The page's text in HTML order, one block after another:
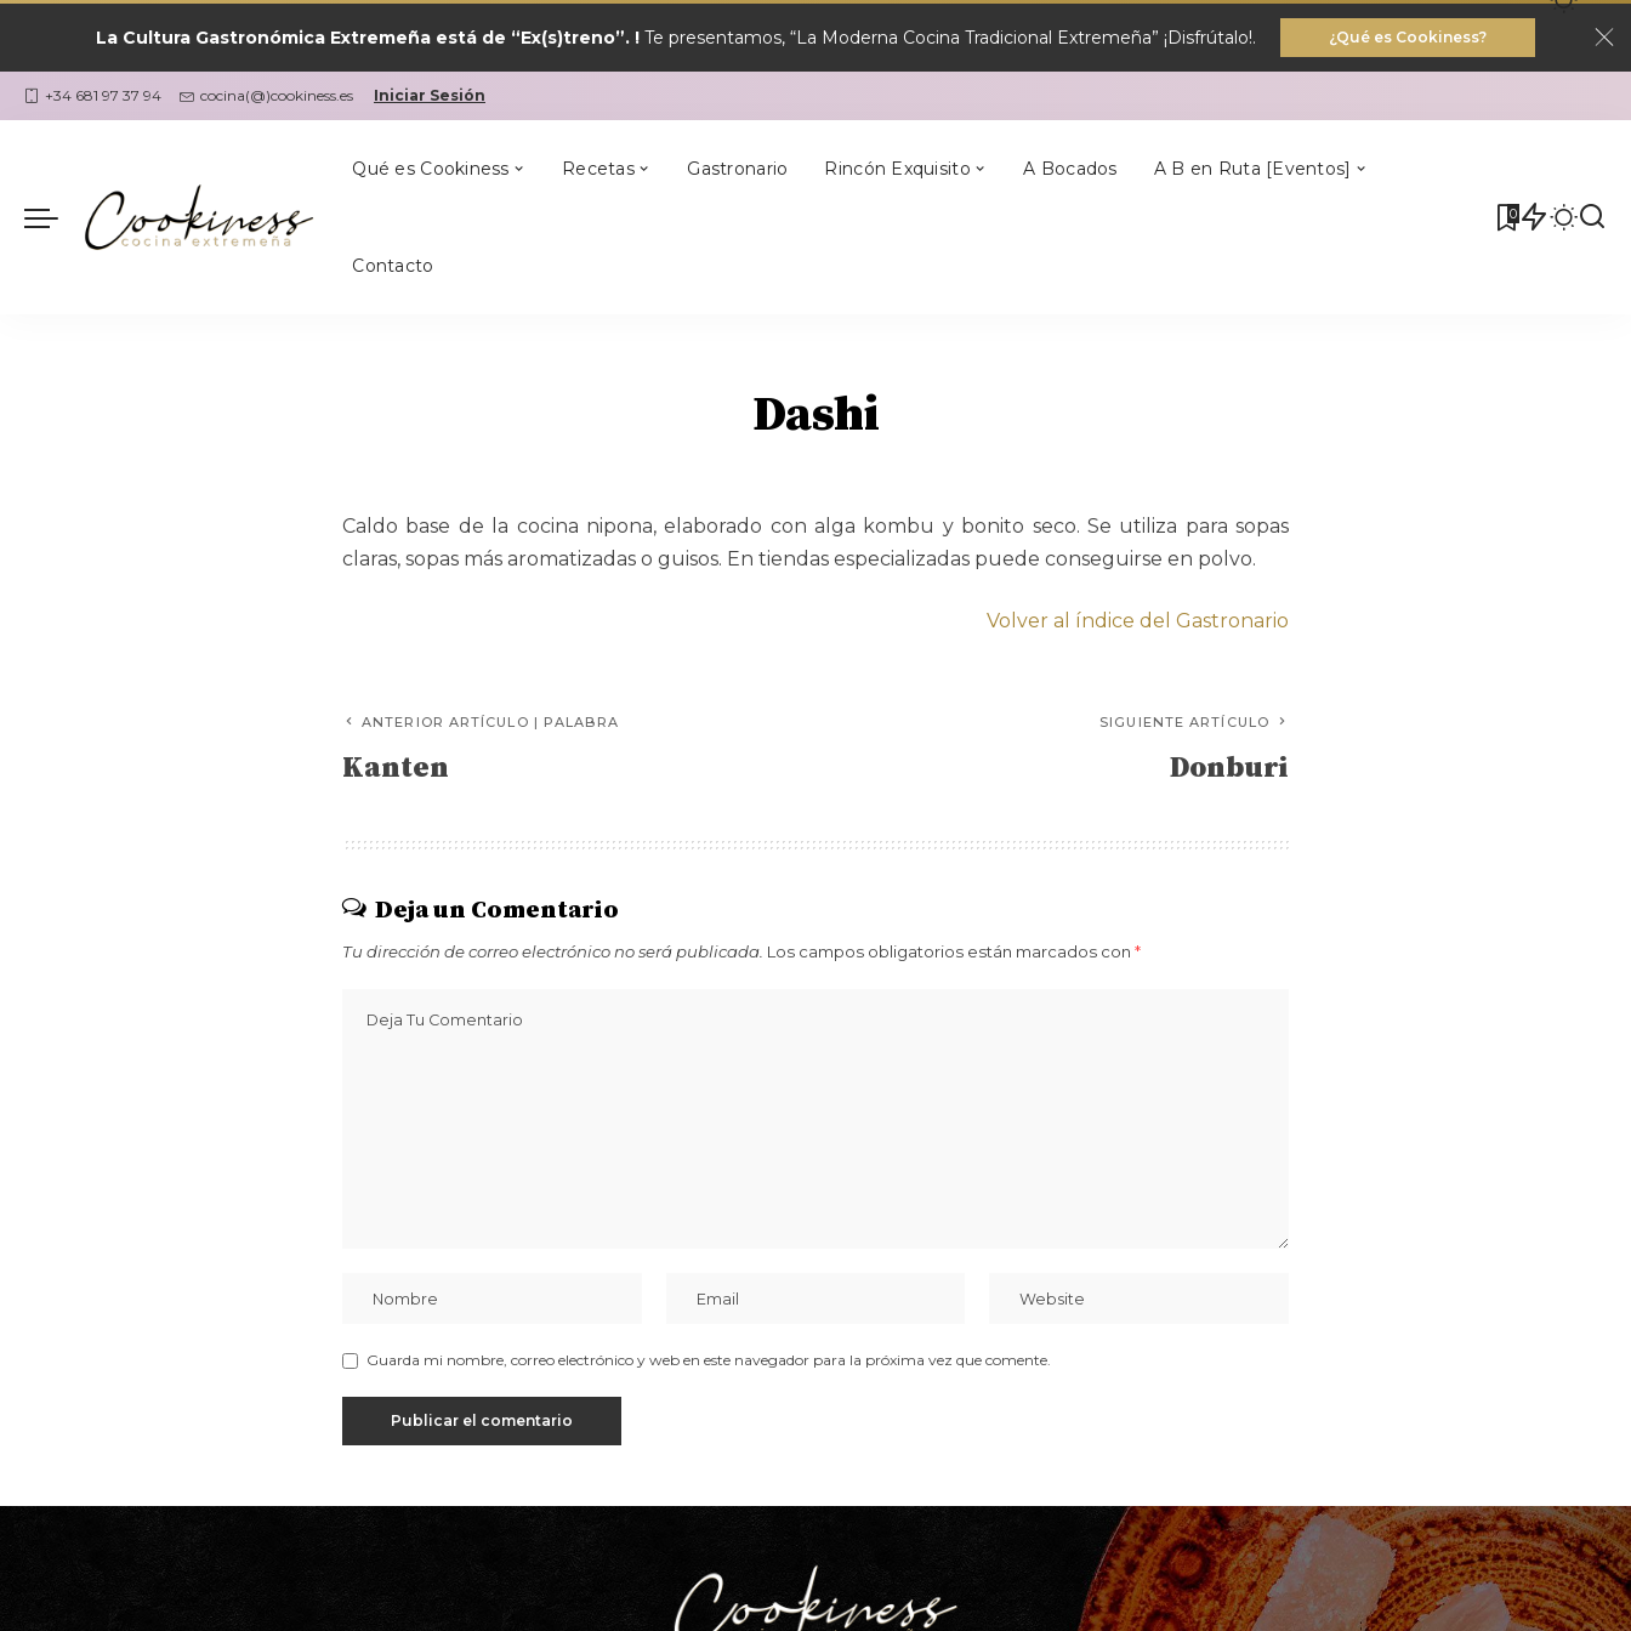
La Cultura Gastronómica Extremeña está de “Ex(s)treno”. ! Te presentamos, “La Moderna Cocina Tradicional Extremeña” ¡Disfrútalo!. ¿Qué es Cookiness?
+34 681 97 37 94 cocina(@)cookiness.es Iniciar Sesión
Qué es Cookiness Recetas
¿Qué Cocino Hoy?
Gastronario Rincón Exquisito A Bocados A B en Ruta [Eventos]
Contacto
0
Las Recetas por
Cookiness
¿Qué Cocino Hoy?
Los Mejores
Postres
En Semana Santa
Coria Alcántara Cilleros Villa Del Rey
Dashi
Caldo base de la cocina nipona, elaborado con alga kombu y bonito seco. Se utiliza para sopas
claras, sopas más aromatizadas o guisos. En tiendas especializadas puede conseguirse en polvo.
Volver al índice del Gastronario
ANTERIOR ARTÍCULO | PALABRA
Kanten
SIGUIENTE ARTÍCULO
Donburi
Deja un Comentario
Tu dirección de correo electrónico no será publicada. Los campos obligatorios están marcados con *
Guarda mi nombre, correo electrónico y web en este navegador para la próxima vez que comente.